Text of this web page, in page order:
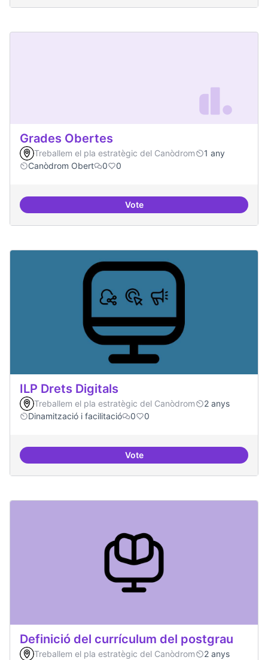
Grades Obertes
Treballem el pla estratègic del Canòdrom
1 any
Canòdrom Obert
0 0
VoteGrades Obertes
ILP Drets Digitals
Treballem el pla estratègic del Canòdrom
2 anys
Dinamització i facilitació
0 0
VoteILP Drets Digitals
Definició del currículum del postgrau
Treballem el pla estratègic del Canòdrom
2 anys